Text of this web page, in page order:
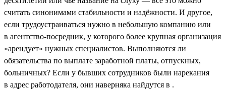
считать синонимами стабильности и надёжности. И другое,
если трудоустраиваться нужно в небольшую компанию или
в агентство-посредник, у которого более крупная организация
«арендует» нужных специалистов. Выполняются ли
обязательства по выплате заработной платы, отпускных,
больничных? Если у бывших сотрудников были нарекания
в адрес работодателя, они наверняка найдутся в .